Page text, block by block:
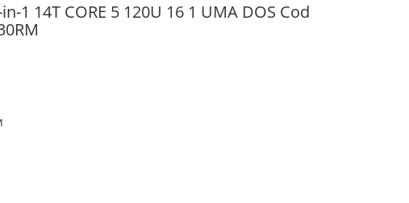
1 14T CORE 5 120U 16 1 UMA DOS Cod